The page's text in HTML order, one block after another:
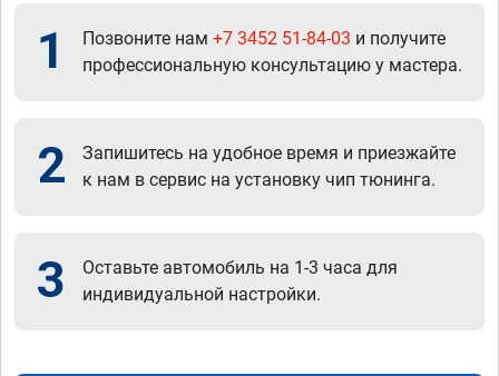
1 Позвоните нам +7 3452 51-84-03 и получите
профессиональную консультацию у мастера.
2
Запишитесь на удобное время и приезжайте
к нам в сервис на установку чип тюнинга.
3
Оставьте автомобиль на 1-3 часа для
индивидуальной настройки.